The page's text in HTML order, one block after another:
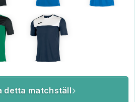
detta matchställ